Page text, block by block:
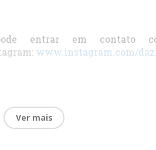
entrar em contato
www.instagram.com/
Ver mais